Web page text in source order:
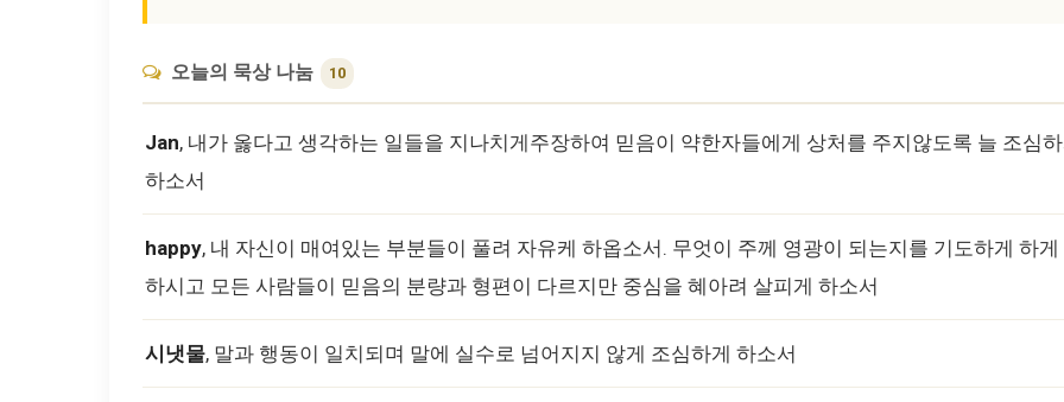
오늘의 묵상 나눔 10
Jan, 내가 옳다고 생각하는 일들을 지나치게주장하여 믿음이 약한자들에게 상처를 주지않도록 늘 조심
하소서
happy, 내 자신이 매여있는 부분들이 풀려 자유케 하옵소서. 무엇이 주께 영광이 되는지를 기도하게 하게
하시고 모든 사람들이 믿음의 분량과 형편이 다르지만 중심을 혜아려 살피게 하소서
시냇물, 말과 행동이 일치되며 말에 실수로 넘어지지 않게 조심하게 하소서